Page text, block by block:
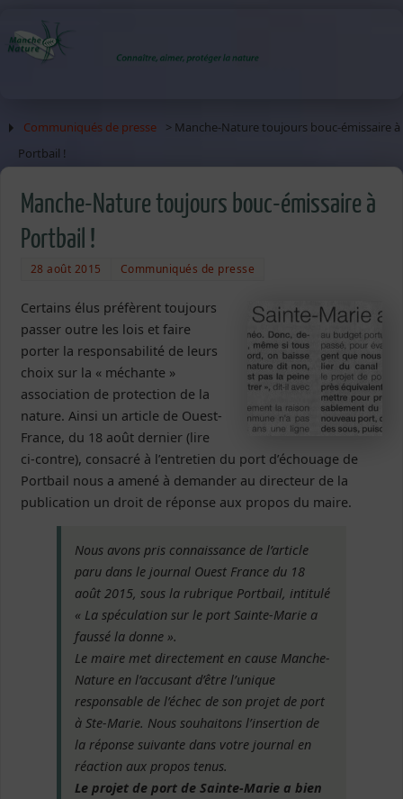
Communiqués de presse
> Manche-Nature toujours bouc-émissaire à
Portbail !
Manche-Nature toujours bouc-émissaire à
Portbail !
28 août 2015 Communiqués de presse
Certains élus préfèrent toujours
passer outre les lois et faire
porter la responsabilité de leurs
choix sur la « méchante »
association de protection de la
nature. Ainsi un article de Ouest-
France, du 18 août dernier (lire
ci-contre), consacré à l’entretien du port d’échouage de
Portbail nous a amené à demander au directeur de la
publication un droit de réponse aux propos du maire.
Nous avons pris connaissance de l’article
paru dans le journal Ouest France du 18
août 2015, sous la rubrique Portbail, intitulé
« La spéculation sur le port Sainte-Marie a
faussé la donne ».
Le maire met directement en cause Manche-
Nature en l’accusant d’être l’unique
responsable de l’échec de son projet de port
à Ste-Marie. Nous souhaitons l’insertion de
la réponse suivante dans votre journal en
réaction aux propos tenus.
Le projet de port de Sainte-Marie a bien